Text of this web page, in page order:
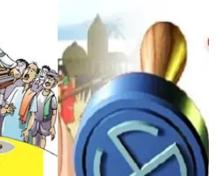
वाला
रहा
बीमारियों
को
दावत